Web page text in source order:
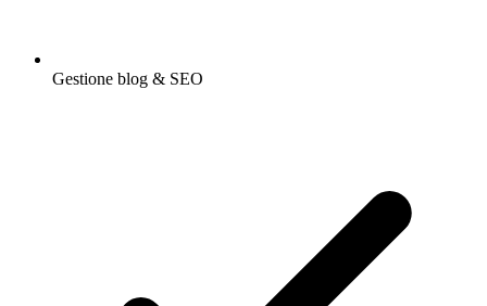
Gestione blog & SEO